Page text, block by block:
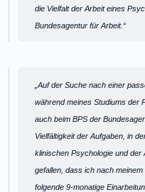
die Vielfalt der Arbeit eines
Bundesagentur für Arbeit.“
Zitat:
„Auf der Suche nach einer
während meines Studiums der
auch beim BPS der
Vielfältigkeit der Aufgaben, in
klinischen Psychologie und
gefallen, dass ich nach
folgende 9-monatige